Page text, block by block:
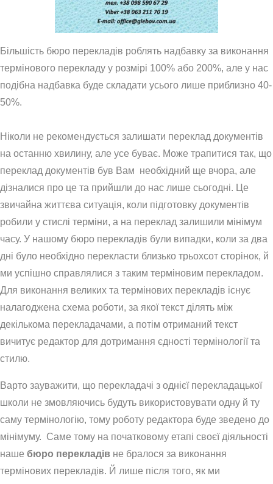
Більшість бюро перекладів роблять надбавку за виконання
термінового перекладу у розмірі 100% або 200%, але у нас
подібна надбавка буде складати усього лише приблизно 40-
50%.
Ніколи не рекомендується залишати переклад документів
на останню хвилину, але усе буває. Може трапитися так, що
переклад документів був Вам необхідний ще вчора, але
дізналися про це та прийшли до нас лише сьогодні. Це
звичайна життєва ситуація, коли підготовку документів
робили у стислі терміни, а на переклад залишили мінімум
часу. У нашому бюро перекладів були випадки, коли за два
дні було необхідно перекласти близько трьохсот сторінок, й
ми успішно справлялися з таким терміновим перекладом.
Для виконання великих та термінових перекладів існує
налагоджена схема роботи, за якої текст ділять між
декількома перекладачами, а потім отриманий текст
вичитує редактор для дотримання єдності термінології та
стилю.
Варто зауважити, що перекладачі з однієї перекладацької
школи не змовляючись будуть використовувати одну й ту
саму термінологію, тому роботу редактора буде зведено до
мінімуму. Саме тому на початковому етапі своєї діяльності
наше бюро перекладів не бралося за виконання
термінових перекладів. Й лише після того, як ми